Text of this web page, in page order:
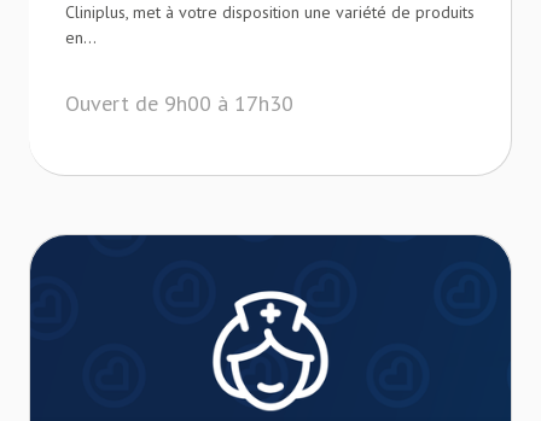
Cliniplus, met à votre disposition une variété de produits
en...
Ouvert de 9h00 à 17h30